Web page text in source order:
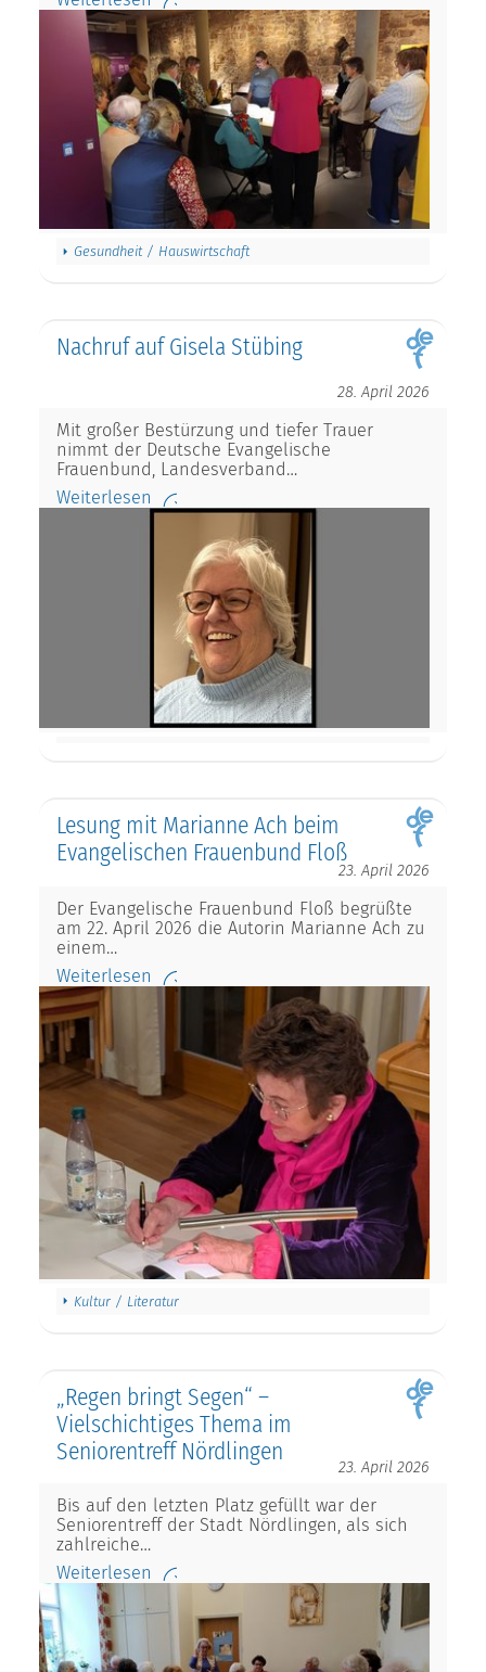
Gesundheit / Hauswirtschaft
Nachruf auf Gisela Stübing
28. April 2026
Mit großer Bestürzung und tiefer Trauer
nimmt der Deutsche Evangelische
Frauenbund, Landesverband…
Weiterlesen
Lesung mit Marianne Ach beim
Evangelischen Frauenbund Floß
23. April 2026
Der Evangelische Frauenbund Floß begrüßte
am 22. April 2026 die Autorin Marianne Ach zu
einem…
Weiterlesen
Kultur / Literatur
„Regen bringt Segen“ –
Vielschichtiges Thema im
Seniorentreff Nördlingen
23. April 2026
Bis auf den letzten Platz gefüllt war der
Seniorentreff der Stadt Nördlingen, als sich
zahlreiche…
Weiterlesen